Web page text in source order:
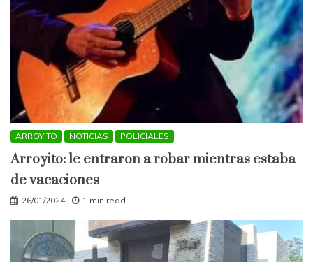
ARROYITO NOTICIAS POLICIALES
Arroyito: le entraron a robar mientras estaba
de vacaciones
26/01/2024 1 min read